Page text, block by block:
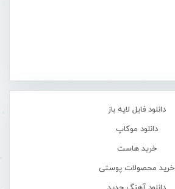
دانلود فایل لایه باز
دانلود موکاپ
خرید هاست
خرید محصولات پوستی